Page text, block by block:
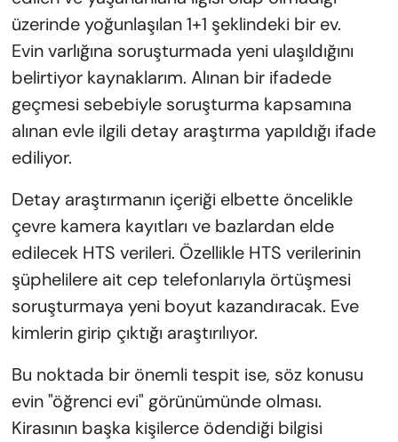
üzerinde yoğunlaşılan 1+1 şeklindeki bir ev.
Evin varlığına soruşturmada yeni ulaşıldığını
belirtiyor kaynaklarım. Alınan bir ifadede
geçmesi sebebiyle soruşturma kapsamına
alınan evle ilgili detay araştırma yapıldığı ifade
ediliyor.
Detay araştırmanın içeriği elbette öncelikle
çevre kamera kayıtları ve bazlardan elde
edilecek HTS verileri. Özellikle HTS verilerinin
şüphelilere ait cep telefonlarıyla örtüşmesi
soruşturmaya yeni boyut kazandıracak. Eve
kimlerin girip çıktığı araştırılıyor.
Bu noktada bir önemli tespit ise, söz konusu
evin "öğrenci evi" görünümünde olması.
Kirasının başka kişilerce ödendiği bilgisi